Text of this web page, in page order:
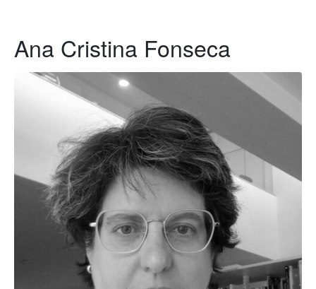
Ana Cristina Fonseca